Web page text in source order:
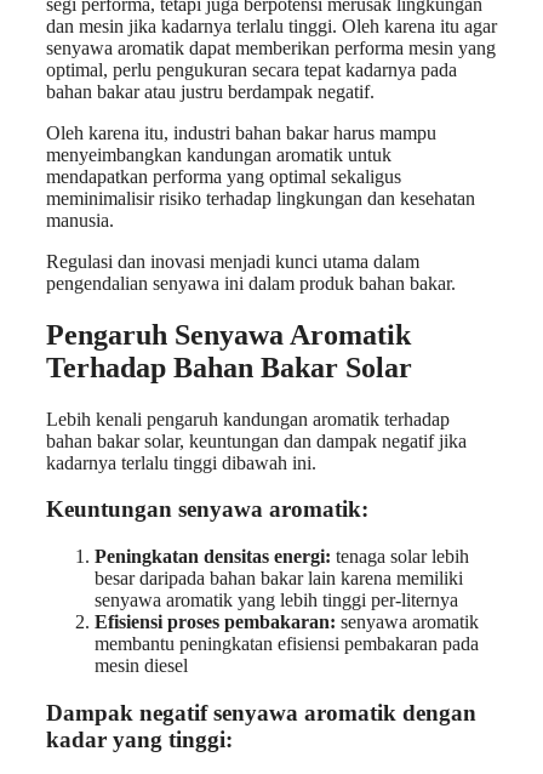
dan mesin jika kadarnya terlalu tinggi. Oleh karena itu agar
senyawa aromatik dapat memberikan performa mesin yang
optimal, perlu pengukuran secara tepat kadarnya pada
bahan bakar atau justru berdampak negatif.
Oleh karena itu, industri bahan bakar harus mampu
menyeimbangkan kandungan aromatik untuk
mendapatkan performa yang optimal sekaligus
meminimalisir risiko terhadap lingkungan dan kesehatan
manusia.
Regulasi dan inovasi menjadi kunci utama dalam
pengendalian senyawa ini dalam produk bahan bakar.
Pengaruh Senyawa Aromatik
Terhadap Bahan Bakar Solar
Lebih kenali pengaruh kandungan aromatik terhadap
bahan bakar solar, keuntungan dan dampak negatif jika
kadarnya terlalu tinggi dibawah ini.
Keuntungan senyawa aromatik:
Peningkatan densitas energi: tenaga solar lebih
besar daripada bahan bakar lain karena memiliki
senyawa aromatik yang lebih tinggi per-liternya
Efisiensi proses pembakaran: senyawa aromatik
membantu peningkatan efisiensi pembakaran pada
mesin diesel
Dampak negatif senyawa aromatik dengan
kadar yang tinggi: